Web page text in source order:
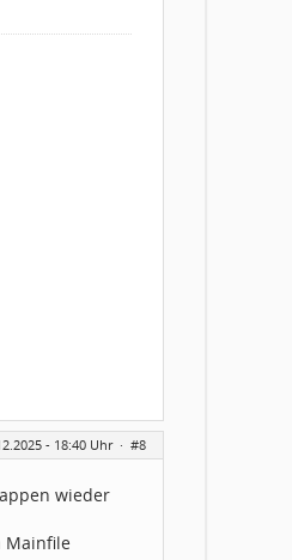
- 18:40 Uhr · #8
wieder
Mainfile